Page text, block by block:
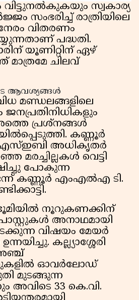
വിട്ടുനൽകുകയും സ്വകാര്യ
സംഭരിച്ച് രാത്രിയിലെ
വിതരണം
പദ്ധതി.
യൂണിറ്റിന് ഏഴ്
ചിലവ്
ആവശ്യങ്ങൾ
മണ്ഡലങ്ങളിലെ
പ്രശ്നങ്ങൾ
കണ്ണൂർ
അധികൃതർ
മരച്ചില്ലകൾ വെട്ടി
പോകുന്ന
കണ്ണൂർ എംഎൽഎ ടി.
നൂറുകണക്കിന്
അനാഥമായി
വിഷയം മേയർ
കല്ല്യാശ്ശേരി
ഓവർലോഡ്
മുടങ്ങുന്ന
അവിടെ 33 കെ.വി.